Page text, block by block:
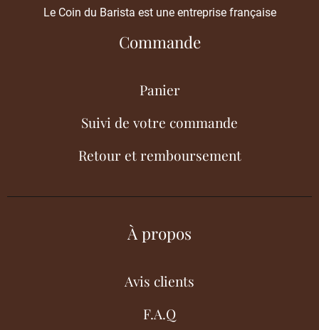
Le Coin du Barista est une entreprise française
Commande
Panier
Suivi de votre commande
Retour et remboursement
À propos
Avis clients
F.A.Q